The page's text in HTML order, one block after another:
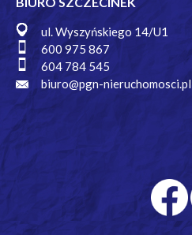
ul. Wyszyńskiego 14/U1
600 975 867
604 784 545
biuro@pgn-nieruchomosci.pl